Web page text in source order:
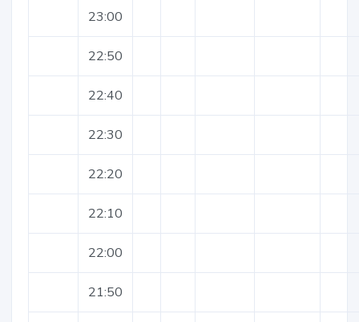
23:00
22:50
22:40
22:30
22:20
22:10
22:00
21:50